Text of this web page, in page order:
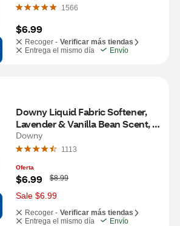
1566
$6.99
Recoger - Verificar más tiendas
Entrega el mismo día
Envío
Downy Liquid Fabric Softener,
Lavender & Vanilla Bean Scent,
26 fl oz
Downy
1113
Oferta
$6.99
W
a
s
$8.99
Sale $6.99
Recoger - Verificar más tiendas
Entrega el mismo día
Envío